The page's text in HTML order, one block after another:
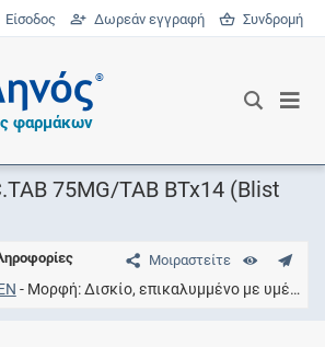
Είσοδος Δωρεάν εγγραφή Συνδρομή
®
φαρμάκων
75MG/TAB BTx14 (Blist
Μοιραστείτε
Μορφή Δισκίο, επικαλυμμένο με υμένιο